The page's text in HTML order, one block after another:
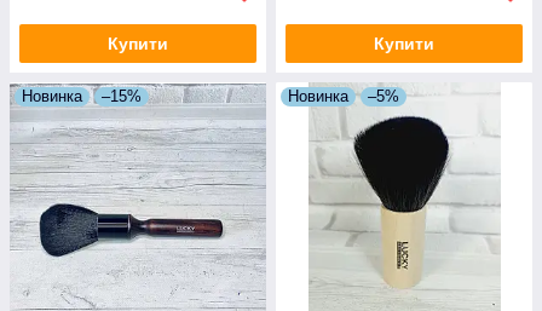
Купити Купити
Новинка –15% Новинка –5%